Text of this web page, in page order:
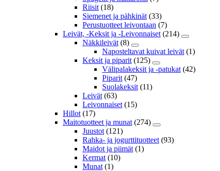
Riisit (18)
Siemenet ja pähkinät (33)
Perustuotteet leivontaan (7)
Leivät, -Keksit ja -Leivonnaiset (214)
Näkkileivät (8)
Naposteltavat kuivat leivät (1)
Keksit ja piparit (125)
Välipalakeksit ja -patukat (42)
Piparit (47)
Suolakeksit (11)
Leivät (63)
Leivonnaiset (15)
Hillot (17)
Maitotuotteet ja munat (274)
Juustot (121)
Rahka- ja jogurttituotteet (93)
Maidot ja piimät (1)
Kermat (10)
Munat (1)